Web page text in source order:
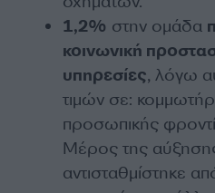
1,2% στην ομάδα
κοινωνική
υπηρεσίες, λόγω
τιμών σε:
προσωπικής
Μέρος της
αντισταθμίστηκε